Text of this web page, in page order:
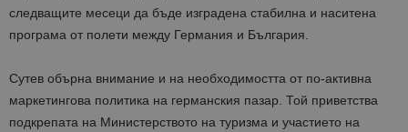
следващите месеци да бъде изградена стабилна и наситена
програма от полети между Германия и България.
Сутев обърна внимание и на необходимостта от по-активна
маркетингова политика на германския пазар. Той приветства
подкрепата на Министерството на туризма и участието на